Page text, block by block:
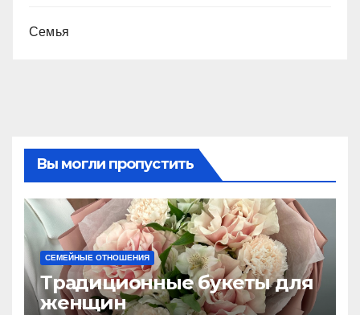
Семья
Вы могли пропустить
СЕМЕЙНЫЕ ОТНОШЕНИЯ
Традиционные букеты для
женщин